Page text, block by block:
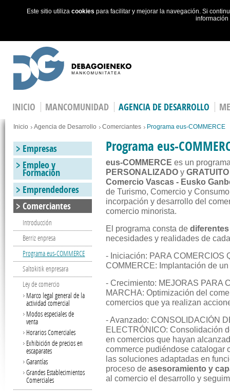
Este sitio utiliza cookies para facilitar y mejorar la navegación. Si
INICIO MANCOMUNIDAD AGENCIA DE DESARROLLO
You are here
Inicio Agencia de Desarrollo Comerciantes Programa eus-COMMERCE
Programa eus-
eus-COMMERCE es un
PERSONALIZADO yGRATUITO
Comercio Vascas - Eusko
de Turismo, Comercio y
incorpación y desarrollo del
comercio minorista.
El programa consta de
necesidades y realidades de
- Iniciación: PARA COMERCIOS
COMMERCE: Implantación de
- Crecimiento: MEJORAS PARA
MARCHA: Optimización del
comercios que ya realizan
- Avanzado: CONSOLIDACIÓN
ELECTRÓNICO: Consolidación
en comercios que hayan
commerce pudiéndose catalogar
las soluciones adaptadas en
proceso deasesoramiento y
al comercio el desarrollo y
Empresas
Empleo y
Formación
Emprendedores
Comerciantes
Introducción
Berriz enpresa
Programa eus-COMMERCE
Saltokitik enpresara
Ley de comercio
Marco legal general de la
actividad comercial
Modos especiales de
venta
Horarios Comerciales
Exhibición de precios en
escaparates
Garantías
Grandes Establecimientos
Comerciales